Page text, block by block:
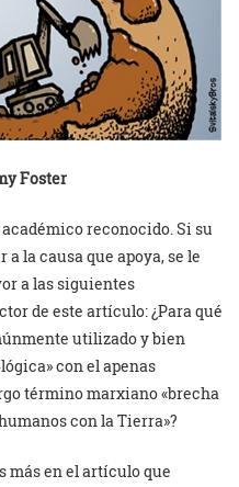
Foster
reconocido. Si su
la causa que apoya, se le
a las siguientes
de este artículo: ¿Para qué
utilizado y bien
con el apenas
término marxiano «brecha
con la Tierra»?
más en el artículo que